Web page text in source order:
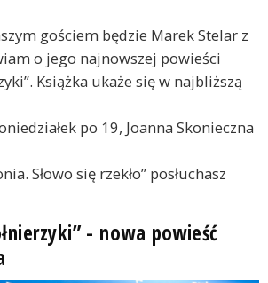
gościem będzie Marek Stelar z
o jego najnowszej powieści
Książka ukaże się w najbliższą
po 19, Joanna Skonieczna
Słowo się rzekło” posłuchasz
- nowa powieść